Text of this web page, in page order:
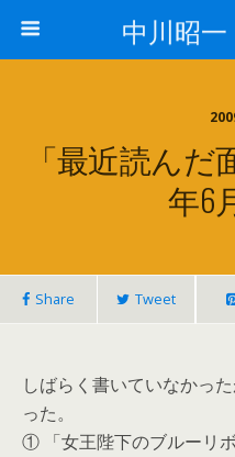
中川昭
「最近読んだ
年6
Share Tweet
しばらく書いていなかっ
った。
① 「女王陛下のブルーリ